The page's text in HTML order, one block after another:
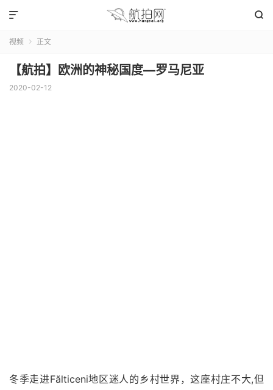


视频  正文
【航拍】欧洲的神秘国度—罗马尼亚
2020-02-12
冬季走进Fălticeni地区迷人的乡村世界，这座村庄不大,但